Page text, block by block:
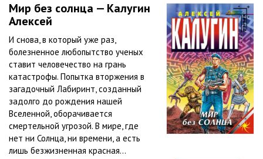
Мир без солнца — Калугин
Алексей
И снова, в который уже раз,
болезненное любопытство ученых
ставит человечество на грань
катастрофы. Попытка вторжения в
загадочный Лабиринт, созданный
задолго до рождения нашей
Вселенной, оборачивается
смертельной угрозой. В мире, где
нет ни Солнца, ни времени, а есть
лишь безжизненная красная...